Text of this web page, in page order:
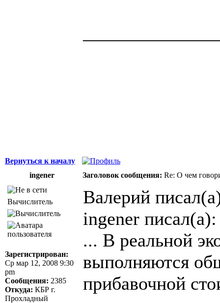
Вернуться к началу
ingener
Заголовок сообщения: Re: О чем
Вычислитель
Зарегистрирован:
Ср мар 12, 2008 9:30
pm
Сообщения: 2385
Откуда: КБР г.
Прохладный
Валерий
ingener писал(а):
... В реальной
выполняются
прибавочной